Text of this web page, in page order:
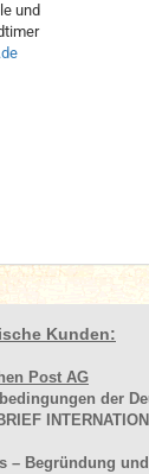
und
Kunden:
Post AG
der
– Begründung